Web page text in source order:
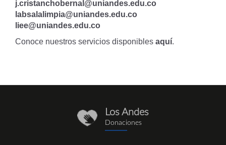
j.cristanchobernal@uniandes.edu.co
labsalalimpia@uniandes.edu.co
liee@uniandes.edu.co
Conoce nuestros servicios disponibles aquí.
donaciones_1.png
Los Andes
Donaciones